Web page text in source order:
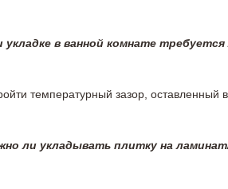
укладке в ванной комнате
температурный зазор,
ли укладывать плитку на